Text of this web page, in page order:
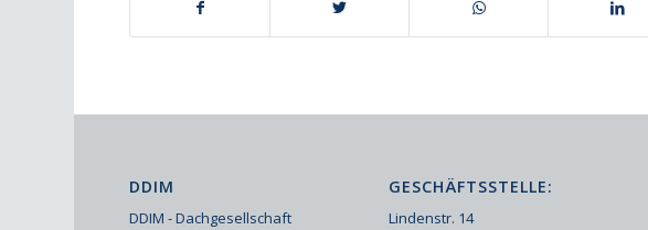
DDIM
DDIM - Dachgesellschaft
GESCHÄFTSSTELLE:
Lindenstr. 14